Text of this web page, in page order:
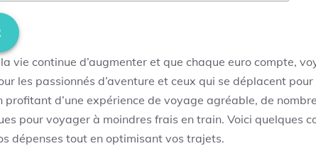
vie continue d’augmenter et que chaque euro compte,
les passionnés d’aventure et ceux qui se déplacent
profitant d’une expérience de voyage agréable, de
pour voyager à moindres frais en train. Voici quelques
dépenses tout en optimisant vos trajets.